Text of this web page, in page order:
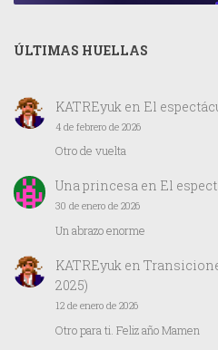
ÚLTIMAS HUELLAS
KATREyuk en El
4 de febrero de 2026
Otro de vuelta
Una princesaen El
30 de enero de 2026
Un abrazo enorme
KATREyuken
2025)
12 de enero de 2026
Otro para ti. Feliz año Mamen